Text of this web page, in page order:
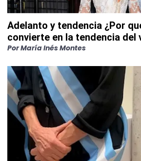
Adelanto y tendencia ¿Por
convierte en la tendencia del
PorMaría Inés Montes